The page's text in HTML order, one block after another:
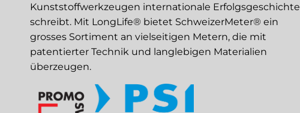
Kunststoffwerkzeugen internationale Erfolgsgeschichte
schreibt. Mit LongLife® bietet SchweizerMeter® ein
grosses Sortiment an vielseitigen Metern, die mit
patentierter Technik und langlebigen Materialien
überzeugen.